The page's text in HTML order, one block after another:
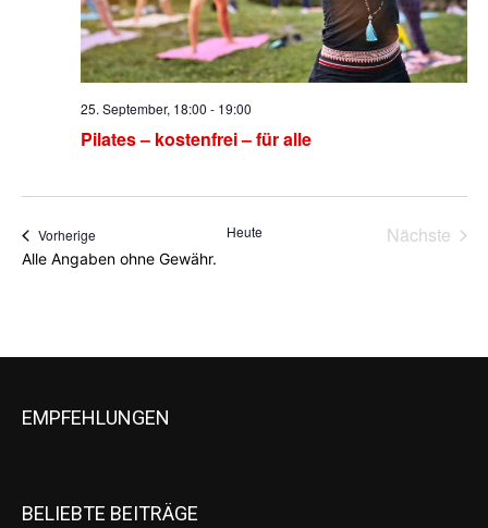
Pilates – kostenfrei – für alle
25. September, 18:00 - 19:00
VorherigeVeranstaltungen Heute
Nächste
Alle Angaben ohne Gewähr.
EMPFEHLUNGEN
BELIEBTE BEITRÄGE